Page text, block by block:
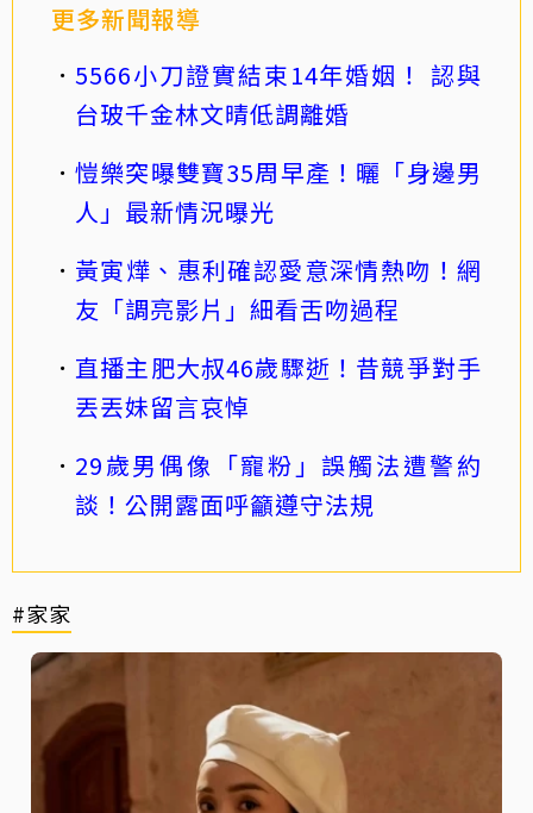
更多新聞報導
5566小刀證實結束14年婚姻！ 認與
台玻千金林文晴低調離婚
愷樂突曝雙寶35周早產！曬「身邊男
人」最新情況曝光
黃寅燁、惠利確認愛意深情熱吻！網
友「調亮影片」細看舌吻過程
直播主肥大叔46歲驟逝！昔競爭對手
丟丟妹留言哀悼
29歲男偶像「寵粉」誤觸法遭警約
談！公開露面呼籲遵守法規
#家家